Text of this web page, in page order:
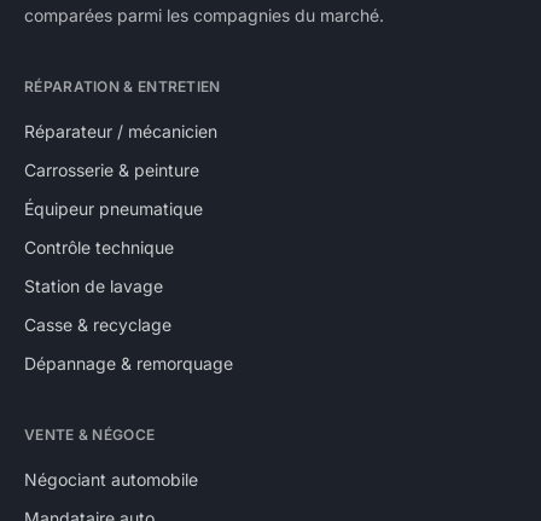
comparées parmi les compagnies du marché.
RÉPARATION & ENTRETIEN
Réparateur / mécanicien
Carrosserie & peinture
Équipeur pneumatique
Contrôle technique
Station de lavage
Casse & recyclage
Dépannage & remorquage
VENTE & NÉGOCE
Négociant automobile